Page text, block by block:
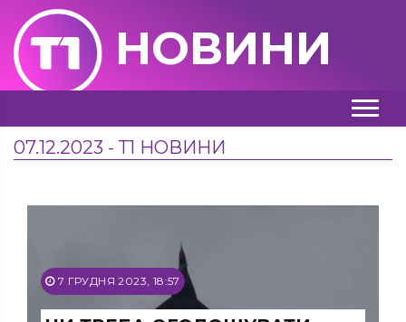
НОВИНИ
07.12.2023 - Т1 НОВИНИ
7 ГРУДНЯ 2023, 18:57